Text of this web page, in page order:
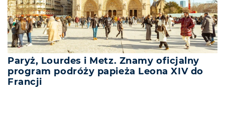
Paryż, Lourdes i Metz. Znamy oficjalny
program podróży papieża Leona XIV do
Francji